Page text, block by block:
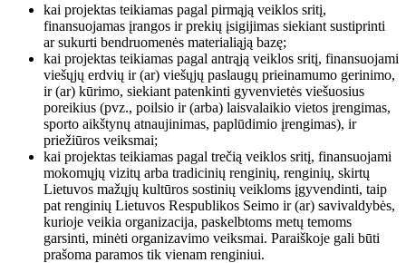
kai projektas teikiamas pagal pirmąją veiklos sritį,
finansuojamas įrangos ir prekių įsigijimas siekiant sustiprinti
ar sukurti bendruomenės materialiąją bazę;
kai projektas teikiamas pagal antrąją veiklos sritį, finansuojami
viešųjų erdvių ir (ar) viešųjų paslaugų prieinamumo gerinimo,
ir (ar) kūrimo, siekiant patenkinti gyvenvietės viešuosius
poreikius (pvz., poilsio ir (arba) laisvalaikio vietos įrengimas,
sporto aikštynų atnaujinimas, paplūdimio įrengimas), ir
priežiūros veiksmai;
kai projektas teikiamas pagal trečią veiklos sritį, finansuojami
mokomųjų vizitų arba tradicinių renginių, renginių, skirtų
Lietuvos mažųjų kultūros sostinių veikloms įgyvendinti, taip
pat renginių Lietuvos Respublikos Seimo ir (ar) savivaldybės,
kurioje veikia organizacija, paskelbtoms metų temoms
garsinti, minėti organizavimo veiksmai. Paraiškoje gali būti
prašoma paramos tik vienam renginiui.